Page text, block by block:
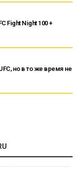
Fight Night 100 +
но в то же время не